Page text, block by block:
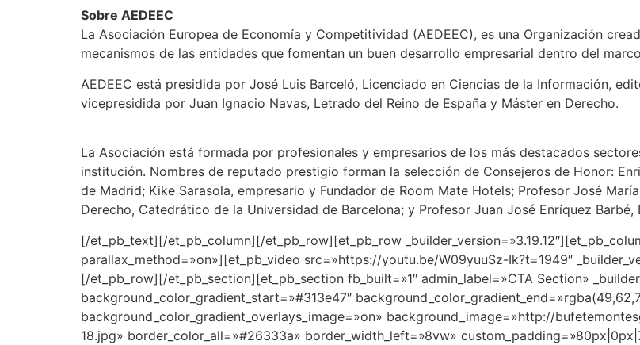
Sobre AEDEEC
La Asociación Europea de Economía y Competitividad (AEDEEC), es una Organización
mecanismos de las entidades que fomentan un buen desarrollo empresarial dentro del
AEDEEC está presidida por José Luis Barceló, Licenciado en Ciencias de la Información,
vicepresidida por Juan Ignacio Navas, Letrado del Reino de España y Máster en Derecho.
La Asociación está formada por profesionales y empresarios de los más destacados
institución. Nombres de reputado prestigio forman la selección de Consejeros de Honor:
de Madrid; Kike Sarasola, empresario y Fundador de Room Mate Hotels; Profesor José
Derecho, Catedrático de la Universidad de Barcelona; y Profesor Juan José Enríquez
[/et_pb_text][/et_pb_column][/et_pb_row][et_pb_row
parallax_method=»on»][et_pb_video src=»https://youtu.be/W09yuuSz-Ik?t=1949″
[/et_pb_row][/et_pb_section][et_pb_section fb_built=»1″ admin_label=»CTA Section»
background_color_gradient_start=»#313e47″
background_color_gradient_overlays_image=»on» background_image=»http://
18.jpg» border_color_all=»#26333a» border_width_left=»8vw»